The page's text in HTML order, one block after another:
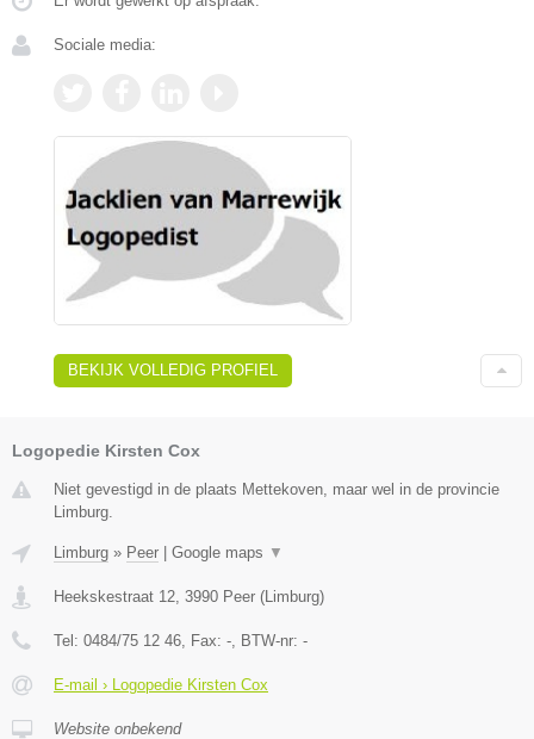
Sociale media:
BEKIJK VOLLEDIG PROFIEL
Logopedie Kirsten Cox
Niet gevestigd in de plaats Mettekoven, maar wel in de provincie
Limburg.
Limburg » Peer Google maps ▼
Heekskestraat 12 3990 Peer ( Limburg)
Tel: 0484/75 12 46 , Fax: - , BTW-nr: -
E-mail › Logopedie Kirsten Cox
Website onbekend